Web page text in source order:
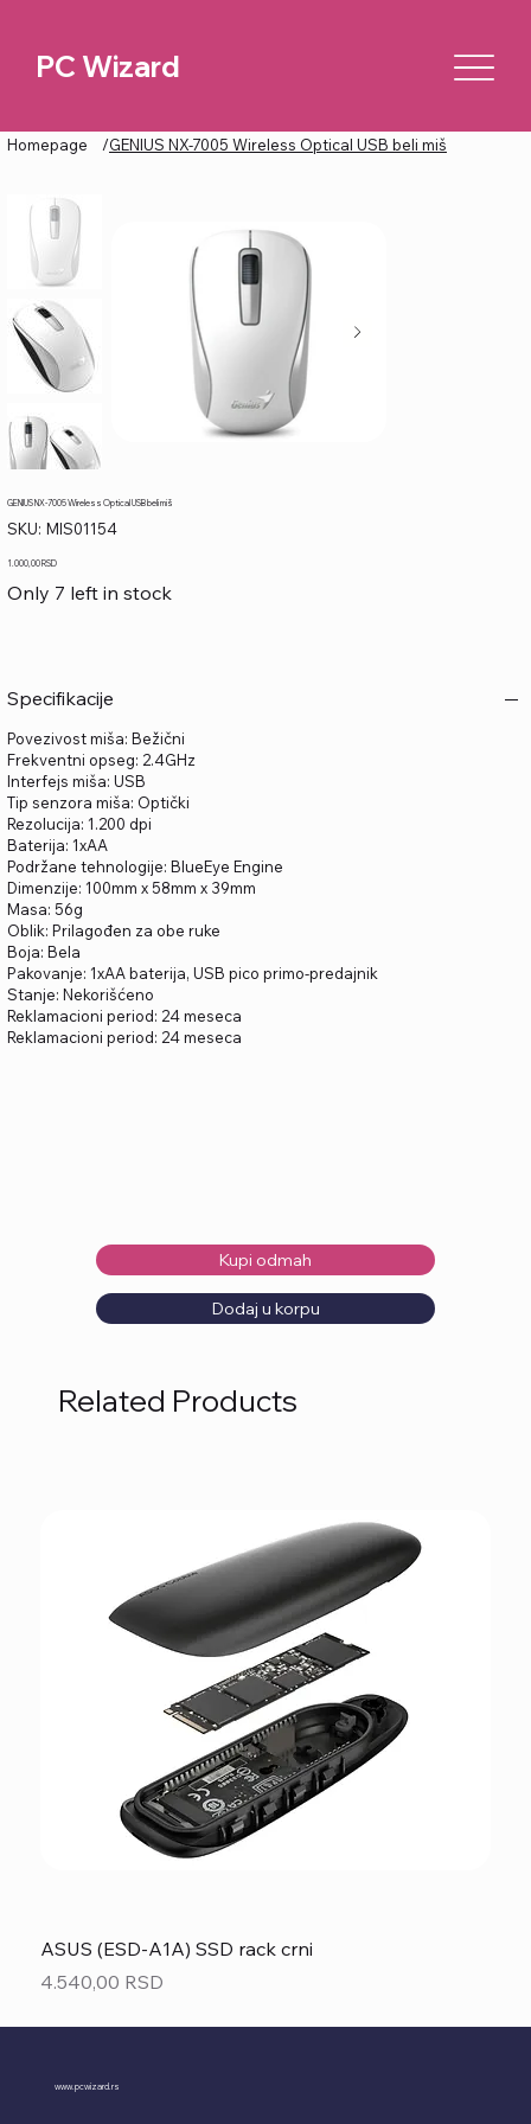
PC Wizard
Homepage /GENIUS NX-7005 Wireless Optical USB beli miš
GENIUS NX-7005 Wireless Optical USB beli miš
SKU: SKU
MIS01154
MIS01154
Price
1.000,00 RSD
Only 7 left in stock
Specifikacije
Povezivost miša: Bežični
Frekventni opseg: 2.4GHz
Interfejs miša: USB
Tip senzora miša: Optički
Rezolucija: 1.200 dpi
Baterija: 1xAA
Podržane tehnologije: BlueEye Engine
Dimenzije: 100mm x 58mm x 39mm
Masa: 56g
Oblik: Prilagođen za obe ruke
Boja: Bela
Pakovanje: 1xAA baterija, USB pico primo-predajnik
Stanje: Nekorišćeno
Reklamacioni period: 24 meseca
Reklamacioni period: 24 meseca
Kupi odmah
Dodaj u korpu
Related Products
ASUS (ESD-A1A) SSD rack crni
Price
4.540,00 RSD
www.pcwizard.rs